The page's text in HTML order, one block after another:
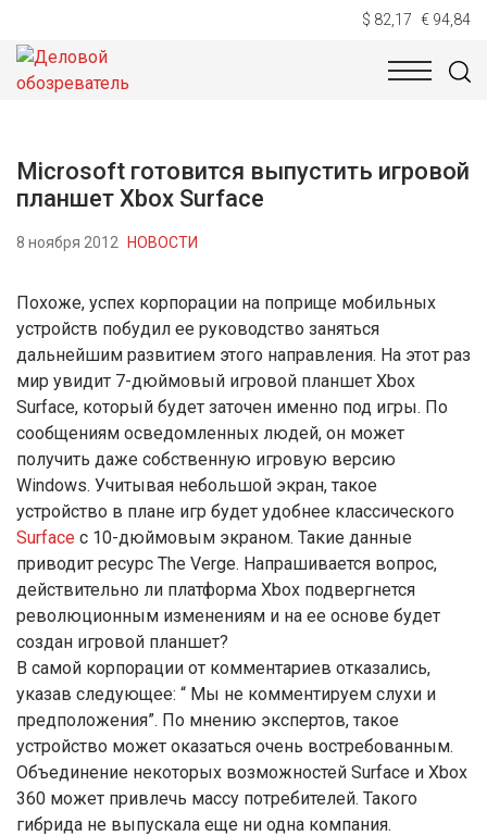
$ 82,17 € 94,84
НОВОСТИ
Microsoft готовится выпустить игровой
планшет Xbox Surface
8 ноября 2012 НОВОСТИ
Похоже, успех корпорации на поприще мобильных
устройств побудил ее руководство заняться
дальнейшим развитием этого направления. На этот раз
мир увидит 7-дюймовый игровой планшет Xbox
Surface, который будет заточен именно под игры. По
сообщениям осведомленных людей, он может
получить даже собственную игровую версию
Windows. Учитывая небольшой экран, такое
устройство в плане игр будет удобнее классического
Surface с 10-дюймовым экраном. Такие данные
приводит ресурс The Verge. Напрашивается вопрос,
действительно ли платформа Xbox подвергнется
революционным изменениям и на ее основе будет
создан игровой планшет?
В самой корпорации от комментариев отказались,
указав следующее: “ Мы не комментируем слухи и
предположения”. По мнению экспертов, такое
устройство может оказаться очень востребованным.
Объединение некоторых возможностей Surface и Xbox
360 может привлечь массу потребителей. Такого
гибрида не выпускала еще ни одна компания.